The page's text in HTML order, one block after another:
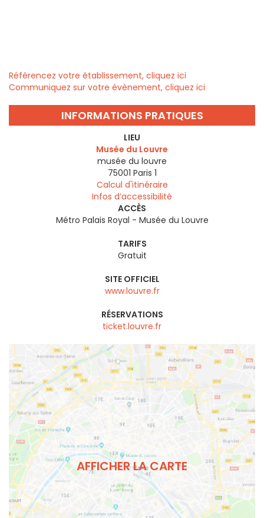
Référencez votre établissement, cliquez ici
Communiquez sur votre évènement, cliquez ici
INFORMATIONS PRATIQUES
LIEU
Musée du Louvre
musée du louvre
75001 Paris 1
Calcul d'itinéraire
Infos d’accessibilité
ACCÈS
Métro Palais Royal - Musée du Louvre
TARIFS
Gratuit
SITE OFFICIEL
www.louvre.fr
RÉSERVATIONS
ticket.louvre.fr
AFFICHER LA CARTE